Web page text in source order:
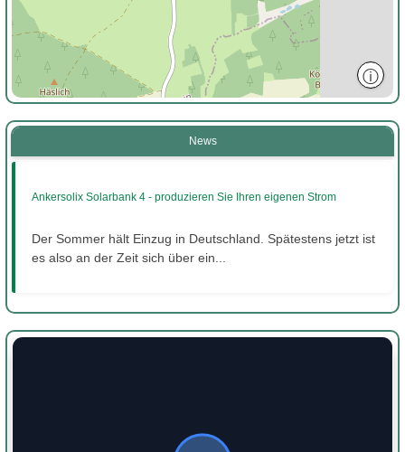
ⓘ
News
Ankersolix Solarbank 4 - produzieren Sie Ihren eigenen Strom
Der Sommer hält Einzug in Deutschland. Spätestens jetzt ist
es also an der Zeit sich über ein...